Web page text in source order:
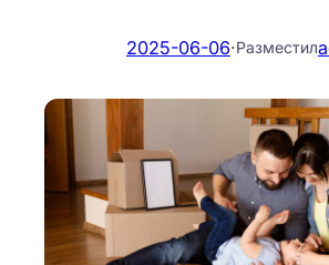
2025-06-06·Разместил